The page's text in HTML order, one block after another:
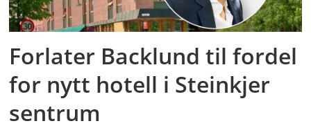
Forlater Backlund til fordel
for nytt hotell i Steinkjer
sentrum